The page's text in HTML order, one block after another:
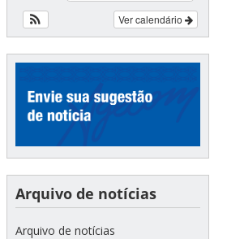
Ver calendário
Arquivo de notícias
Arquivo de notícias